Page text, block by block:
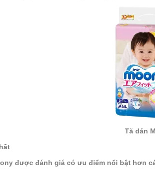
Tã dán
được đánh giá có ưu điểm nổi bật hơn